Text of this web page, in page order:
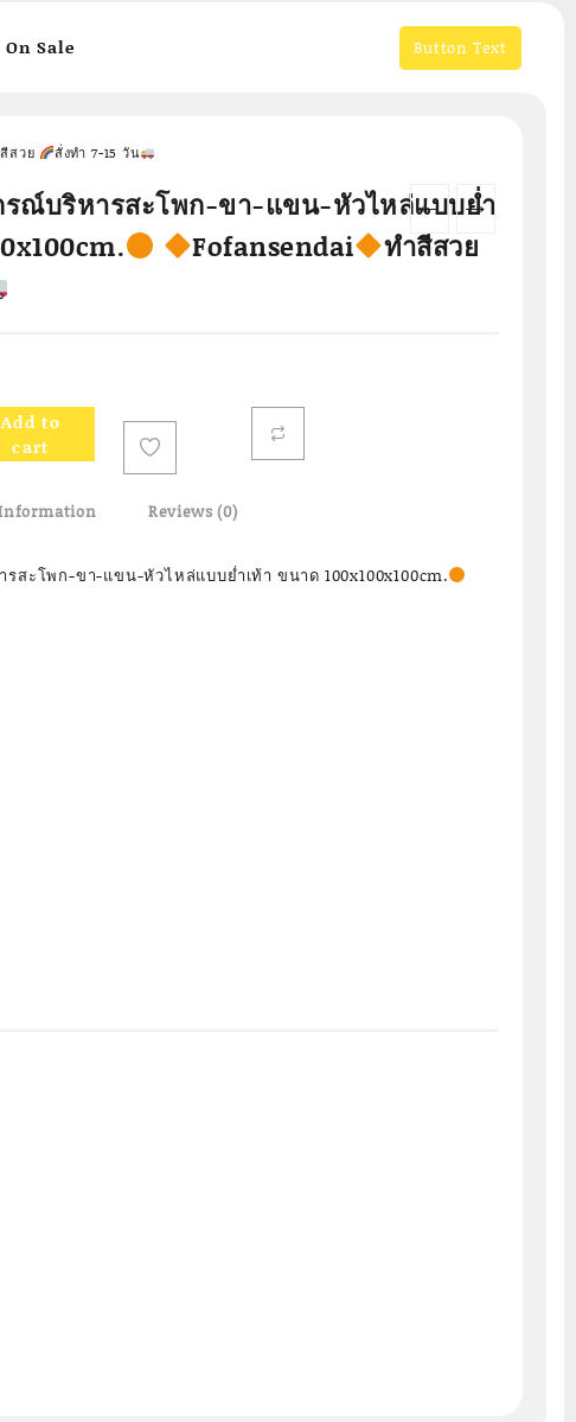
On Sale Button Text
สวย สั่งทำ 7-15 วัน
← →
รณ์บริหารสะโพก-ขา-แขน-หัวไหล่แบบย่ำ
Fofansendai
ทำสีสวย
Add to
cart
Reviews (0)
สะโพก-ขา-แขน-หัวไหล่แบบย่ำเท้า ขนาด 100x100x100cm.